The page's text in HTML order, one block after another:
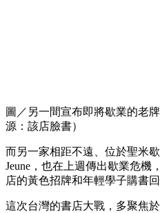
圖／另一間宣布即將歇業的老
源：該店臉書）
而另一家相距不遠、位於聖米
Jeune，也在上週傳出歇業危機
店的黃色招牌和年輕學子購書
這次台灣的書店大戰，多聚焦